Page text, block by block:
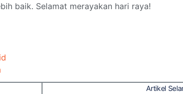
baik. Selamat merayakan hari raya!
Artikel